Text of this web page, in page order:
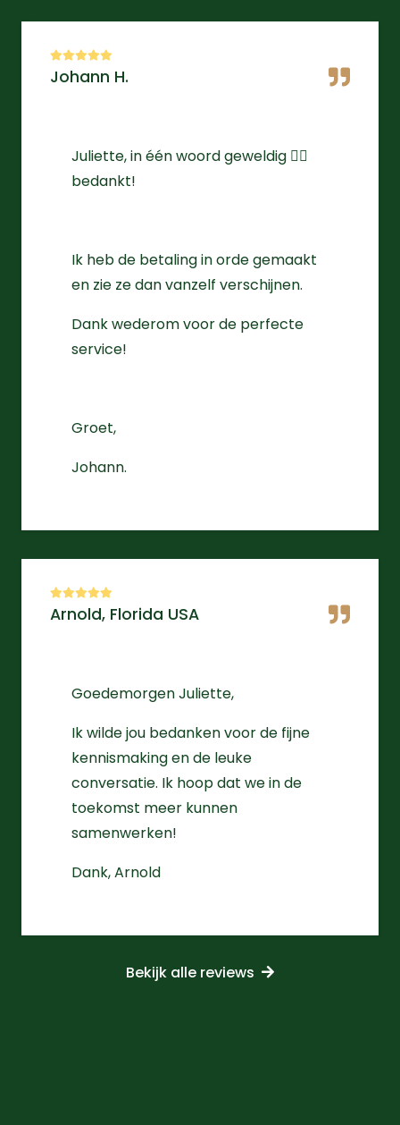
Johann H.
Juliette, in één woord geweldig 👌🏻
bedankt!
Ik heb de betaling in orde gemaakt
en zie ze dan vanzelf verschijnen.
Dank wederom voor de perfecte
service!
Groet,
Johann.
Arnold, Florida USA
Goedemorgen Juliette,
Ik wilde jou bedanken voor de fijne
kennismaking en de leuke
conversatie. Ik hoop dat we in de
toekomst meer kunnen
samenwerken!
Dank, Arnold
Bekijk alle reviews